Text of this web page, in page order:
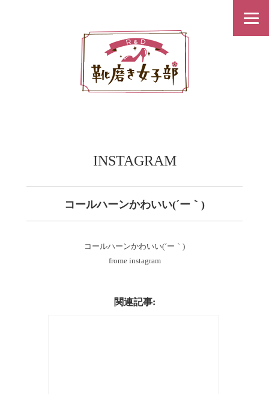
INSTAGRAM
コールハーンかわいい(´ー｀)
コールハーンかわいい(´ー｀)
frome instagram
関連記事: